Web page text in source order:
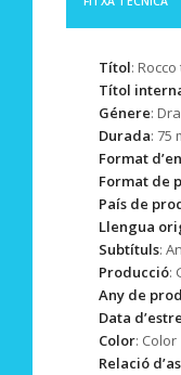
Títol:
Títol
Génere:
Durada: 75
Format
Format de
País de
Llengua
Subtítuls:
Producció:
Any de
Data
Color: Color
Relació